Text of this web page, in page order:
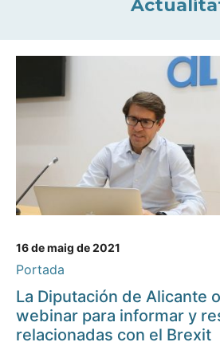
16 de maig de 2021
Portada
La Diputación de Alicante
webinar para informar y
relacionadas con el Brexit